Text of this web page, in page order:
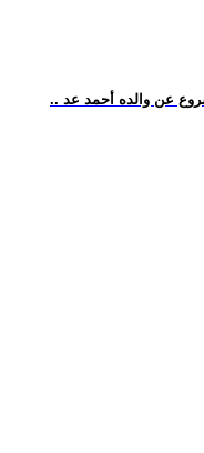
عن والده أحمد عد